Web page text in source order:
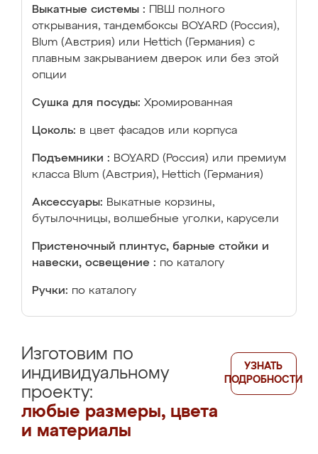
Выкатные системы :
ПВШ полного
открывания, тандембоксы BOYARD (Россия),
Blum (Австрия) или Hettich (Германия) с
плавным закрыванием дверок или без этой
опции
Сушка для посуды: Хромированная
Цоколь: в цвет фасадов или корпуса
Подъемники : BOYARD (Россия) или премиум
класса Blum (Австрия), Hettich (Германия)
Аксессуары: Выкатные корзины,
бутылочницы, волшебные уголки, карусели
Пристеночный плинтус, барные стойки и
навески, освещение : по каталогу
Ручки: по каталогу
Изготовим по
индивидуальному
проекту:
любые размеры, цвета
и материалы
УЗНАТЬ
ПОДРОБНОСТИ